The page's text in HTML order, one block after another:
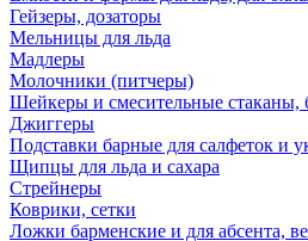
Гейзеры, дозаторы
Мельницы для льда
Мадлеры
Молочники (питчеры)
Шейкеры и смесительные стаканы,
Джиггеры
Подставки барные для салфеток и
Щипцы для льда и сахара
Стрейнеры
Коврики, сетки
Ложки барменские и для абсента,